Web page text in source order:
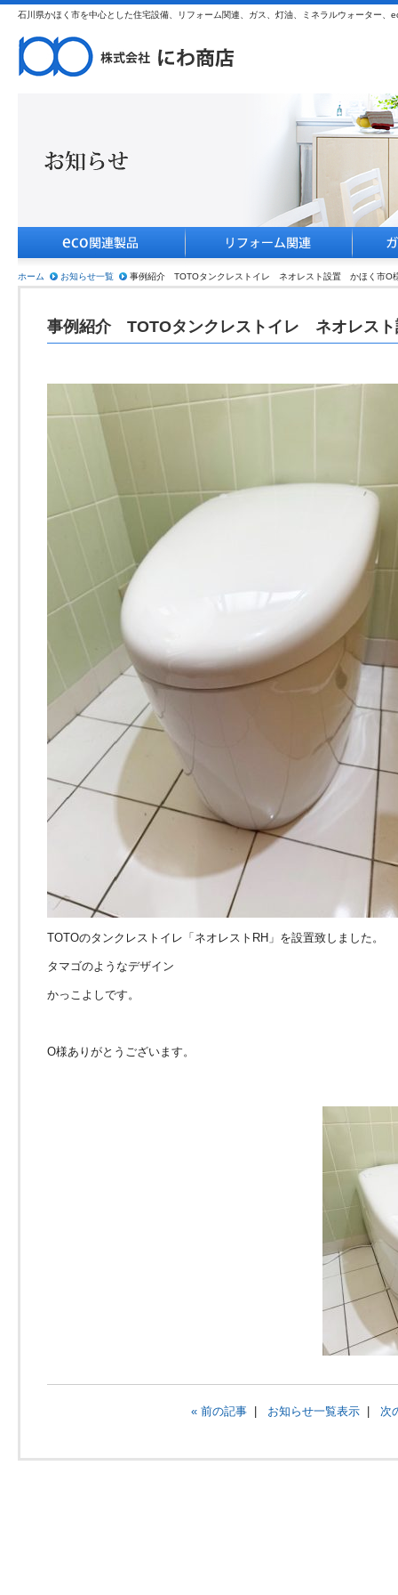
石川県かほく市を中心とした住宅設備、リフォーム関連、ガス、灯油、ミネラルウォーター、
ホーム お知らせ一覧 事例紹介 TOTOタンクレストイレ ネオレスト設置 かほく市O
事例紹介 TOTOタンクレストイレ ネオレス
TOTOのタンクレストイレ「ネオレストRH」を設置致しました。
タマゴのようなデザイン
かっこよしです。
O様ありがとうございます。
« 前の記事 お知らせ一覧表示 次